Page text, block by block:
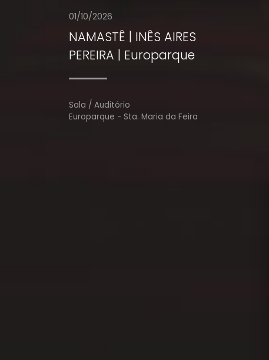
01/10/2026
NAMASTÊ | INÊS AIRES
PEREIRA | Europarque
Sala / Auditório
Europarque - Sta. Maria da Feira